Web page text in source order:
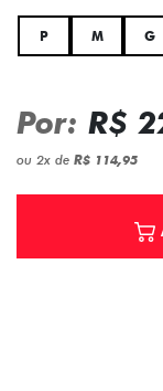
P M G
Por: R$
ou 2x de R$ 114,95